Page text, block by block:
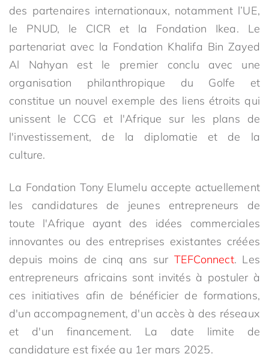
des partenaires internationaux, notamment l’UE,
le PNUD, le CICR et la Fondation Ikea. Le
partenariat avec la Fondation Khalifa Bin Zayed
Al Nahyan est le premier conclu avec une
organisation philanthropique du Golfe et
constitue un nouvel exemple des liens étroits qui
unissent le CCG et l'Afrique sur les plans de
l'investissement, de la diplomatie et de la
culture.
La Fondation Tony Elumelu accepte actuellement
les candidatures de jeunes entrepreneurs de
toute l'Afrique ayant des idées commerciales
innovantes ou des entreprises existantes créées
depuis moins de cinq ans sur TEFConnect. Les
entrepreneurs africains sont invités à postuler à
ces initiatives afin de bénéficier de formations,
d'un accompagnement, d'un accès à des réseaux
et d'un financement. La date limite de
candidature est fixée au 1er mars 2025.